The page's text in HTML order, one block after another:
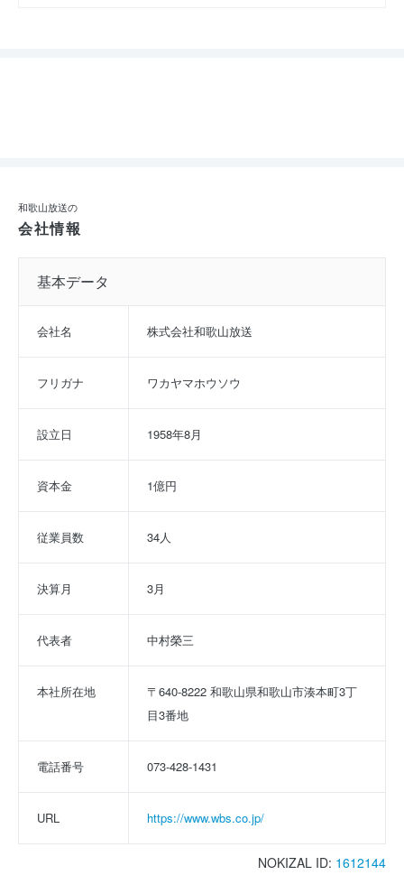
和歌山放送の
会社情報
基本データ
会社名 株式会社和歌山放送
フリガナ ワカヤマホウソウ
設立日 1958年8月
資本金 1億円
従業員数 34人
決算月 3月
代表者 中村榮三
本社所在地
〒640-8222 和歌山県和歌山市湊本町3丁
目3番地
電話番号 073-428-1431
URL https://www.wbs.co.jp/
NOKIZAL ID: 1612144